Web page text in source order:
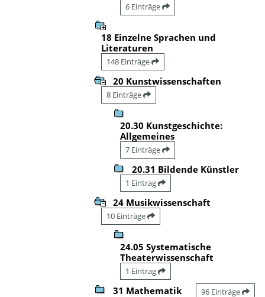
6 Einträge
18 Einzelne Sprachen und
Literaturen
148 Einträge
20 Kunstwissenschaften
8 Einträge
20.30 Kunstgeschichte:
Allgemeines
7 Einträge
20.31 Bildende Künstler
1 Eintrag
24 Musikwissenschaft
10 Einträge
24.05 Systematische
Theaterwissenschaft
1 Eintrag
31 Mathematik 96 Einträge